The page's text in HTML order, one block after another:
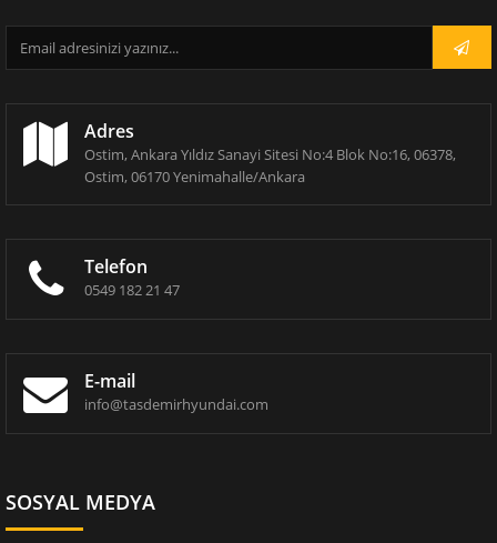
Adres
Ostim, Ankara Yıldız Sanayi Sitesi No:4 Blok No:16, 06378,
Ostim, 06170 Yenimahalle/Ankara
Telefon
0549 182 21 47
E-mail
info@tasdemirhyundai.com
SOSYAL MEDYA